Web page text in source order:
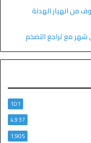
شهر مع تراجع التضخم
101
4٬937
1٬905